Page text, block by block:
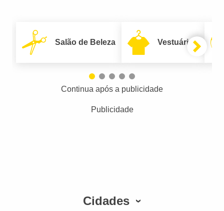
Salão de Beleza Vestuário
Continua após a publicidade
Publicidade
Cidades